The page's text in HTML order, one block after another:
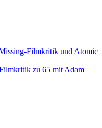
Filmkritik und Atomic
zu 65 mit Adam